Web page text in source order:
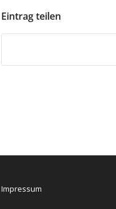
Eintrag teilen
Impressum